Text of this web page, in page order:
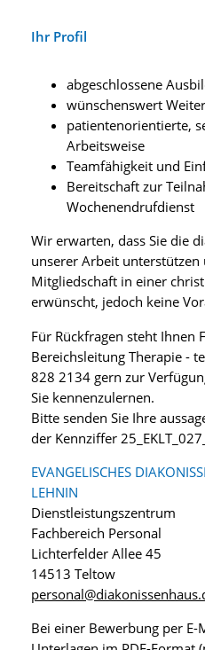
Ihr Profil
abgeschlossene
wünschenswert
patientenorientierte,
Arbeitsweise
Teamfähigkeit und
Bereitschaft zur
Wochenendrufdienst
Wir erwarten, dass Sie die
unserer Arbeit
Mitgliedschaft in einer
erwünscht, jedoch keine
Für Rückfragen steht Ihnen
Bereichsleitung Therapie -
828 2134 gern zur
Sie kennenzulernen.
Bitte senden Sie Ihre
der Kennziffer
EVANGELISCHES
LEHNIN
Dienstleistungszentrum
Fachbereich Personal
Lichterfelder Allee 45
14513 Teltow
Bei einer Bewerbung per E-